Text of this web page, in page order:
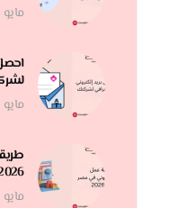
مايو 24, 2026
مايو 24, 2026
مايو 24, 2026